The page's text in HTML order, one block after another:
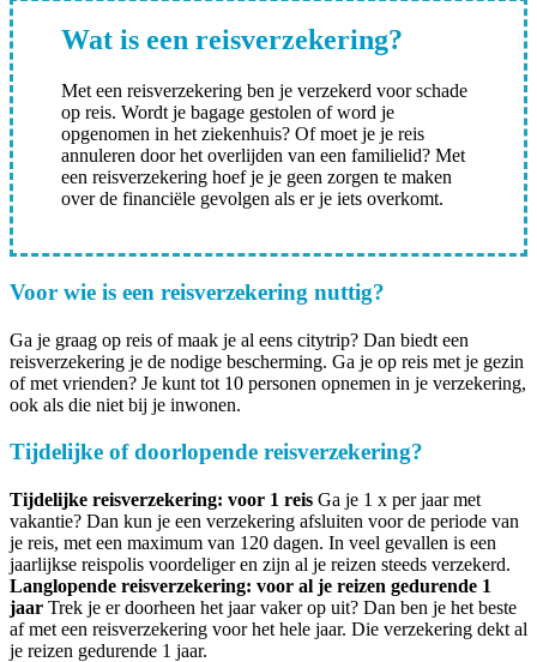
Wat is een reisverzekering?
Met een reisverzekering ben je verzekerd voor schade
op reis. Wordt je bagage gestolen of word je
opgenomen in het ziekenhuis? Of moet je je reis
annuleren door het overlijden van een familielid? Met
een reisverzekering hoef je je geen zorgen te maken
over de financiële gevolgen als er je iets overkomt.
Voor wie is een reisverzekering nuttig?
Ga je graag op reis of maak je al eens citytrip? Dan biedt een
reisverzekering je de nodige bescherming. Ga je op reis met je gezin
of met vrienden? Je kunt tot 10 personen opnemen in je verzekering,
ook als die niet bij je inwonen.
Tijdelijke of doorlopende reisverzekering?
Tijdelijke reisverzekering: voor 1 reis Ga je 1 x per jaar met
vakantie? Dan kun je een verzekering afsluiten voor de periode van
je reis, met een maximum van 120 dagen. In veel gevallen is een
jaarlijkse reispolis voordeliger en zijn al je reizen steeds verzekerd.
Langlopende reisverzekering: voor al je reizen gedurende 1
jaar Trek je er doorheen het jaar vaker op uit? Dan ben je het beste
af met een reisverzekering voor het hele jaar. Die verzekering dekt al
je reizen gedurende 1 jaar.